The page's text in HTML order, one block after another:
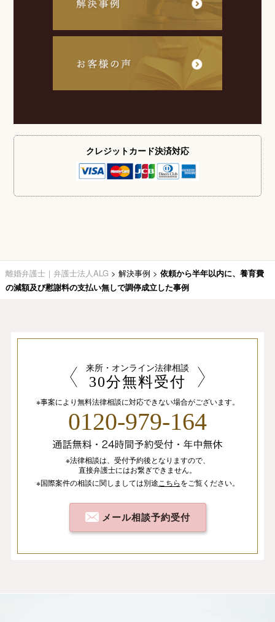
クレジットカード決済対応
離婚弁護士｜弁護士法人ALG > 解決事例 > 依頼から半年以内に、養育費
の減額及び慰謝料の支払い無しで調停成立した事例
来所・オンライン法律相談
30分無料受付
※事案により無料法律相談に対応できない場合がございます。
0120-979-164
※法律相談は、 受付予約後となりますので、
直接弁護士にはお繋ぎできません。
※国際案件の相談に関しましては別途 こちらをご覧ください。
メール相談予約受付